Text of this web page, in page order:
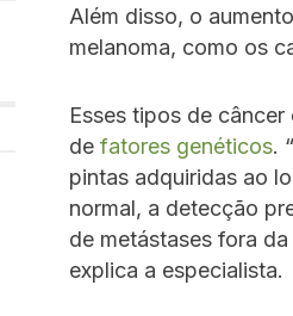
Além disso, o
melanoma, como os
Esses tipos de
de fatores genéticos.
pintas adquiridas ao
normal, a detecção
de metástases fora
explica a especialista.